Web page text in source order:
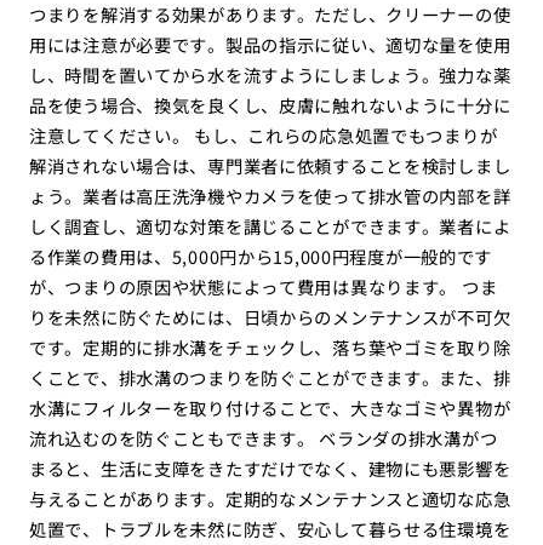
つまりを解消する効果があります。ただし、クリーナーの使
用には注意が必要です。製品の指示に従い、適切な量を使用
し、時間を置いてから水を流すようにしましょう。強力な薬
品を使う場合、換気を良くし、皮膚に触れないように十分に
注意してください。 もし、これらの応急処置でもつまりが
解消されない場合は、専門業者に依頼することを検討しまし
ょう。業者は高圧洗浄機やカメラを使って排水管の内部を詳
しく調査し、適切な対策を講じることができます。業者によ
る作業の費用は、5,000円から15,000円程度が一般的です
が、つまりの原因や状態によって費用は異なります。 つま
りを未然に防ぐためには、日頃からのメンテナンスが不可欠
です。定期的に排水溝をチェックし、落ち葉やゴミを取り除
くことで、排水溝のつまりを防ぐことができます。また、排
水溝にフィルターを取り付けることで、大きなゴミや異物が
流れ込むのを防ぐこともできます。 ベランダの排水溝がつ
まると、生活に支障をきたすだけでなく、建物にも悪影響を
与えることがあります。定期的なメンテナンスと適切な応急
処置で、トラブルを未然に防ぎ、安心して暮らせる住環境を